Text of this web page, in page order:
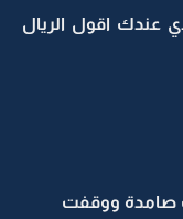
عندك اقول الريال
ووقفت